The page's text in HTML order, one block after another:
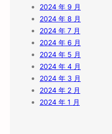
2024 年 9 月
2024 年 8 月
2024 年 7 月
2024 年 6 月
2024 年 5 月
2024 年 4 月
2024 年 3 月
2024 年 2 月
2024 年 1 月